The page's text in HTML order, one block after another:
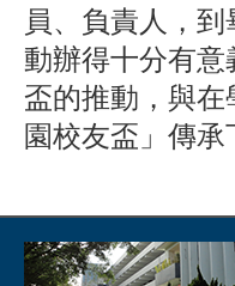
員、負責人，
動辦得十分有
盃的推動，與
園校友盃」傳承